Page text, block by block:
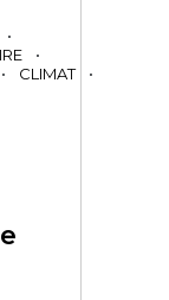
•
•
• CLIMAT
•